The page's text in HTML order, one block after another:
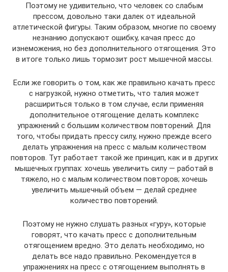
Поэтому не удивительно, что человек со слабым
прессом, довольно таки далек от идеальной
атлетической фигуры. Таким образом, многие по своему
незнанию допускают ошибку, качая пресс до
изнеможения, но без дополнительного отягощения. Это
в итоге только лишь тормозит рост мышечной массы.
Если же говорить о том, как же правильно качать пресс
с нагрузкой, нужно отметить, что талия может
расшириться только в том случае, если применяя
дополнительное отягощение делать комплекс
упражнений с большим количеством повторений. Для
того, чтобы придать прессу силу, нужно прежде всего
делать упражнения на пресс с малым количеством
повторов. Тут работает такой же принцип, как и в других
мышечных группах: хочешь увеличить силу — работай в
тяжело, но с малым количеством повторов; хочешь
увеличить мышечный объем — делай среднее
количество повторений.
Поэтому не нужно слушать разных «гуру», которые
говорят, что качать пресс с дополнительным
отягощением вредно. Это делать необходимо, но
делать все надо правильно. Рекомендуется в
упражнениях на пресс с отягощением выполнять в